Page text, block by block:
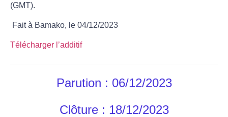
(GMT).
Fait à Bamako, le 04/12/2023
Télécharger l’additif
Parution : 06/12/2023
Clôture : 18/12/2023